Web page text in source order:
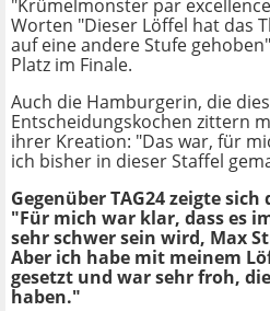
"Krümelmonster par
Worten "Dieser Löffel hat das
auf eine andere Stufe
Platz im Finale.
Auch die Hamburgerin, die
Entscheidungskochen zittern
ihrer Kreation: "Das war, für
ich bisher in dieser Staffel
Gegenüber TAG24 zeigte
"Für mich war klar, dass es
sehr schwer sein wird, Max
Aber ich habe mit meinem
gesetzt und war sehr froh,
haben."